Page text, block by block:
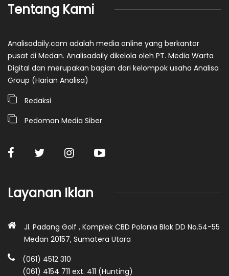
Tentang Kami
Analisadaily.com adalah media online yang berkantor
pusat di Medan. Analisadaily dikelola oleh PT. Media Warta
Digital dan merupakan bagian dari kelompok usaha Analisa
Group (Harian Analisa)
Redaksi
Pedoman Media Siber
Layanan Iklan
Jl. Padang Golf , Komplek CBD Polonia Blok DD No.54-55
Medan 20157, Sumatera Utara
(061) 4512 310
(061) 4154 711 ext. 411 (Hunting)